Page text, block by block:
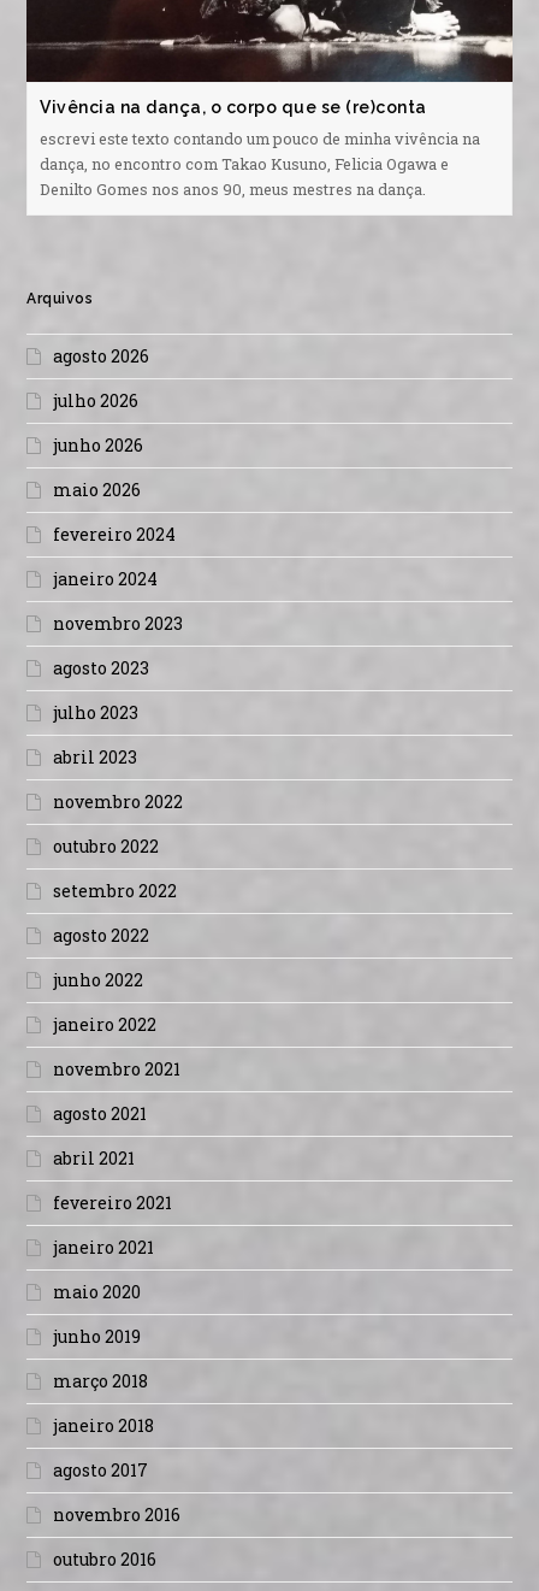
Vivência na dança, o corpo que se (re)conta
escrevi este texto contando um pouco de minha vivência na
dança, no encontro com Takao Kusuno, Felicia Ogawa e
Denilto Gomes nos anos 90, meus mestres na dança.
Arquivos
agosto 2026
julho 2026
junho 2026
maio 2026
fevereiro 2024
janeiro 2024
novembro 2023
agosto 2023
julho 2023
abril 2023
novembro 2022
outubro 2022
setembro 2022
agosto 2022
junho 2022
janeiro 2022
novembro 2021
agosto 2021
abril 2021
fevereiro 2021
janeiro 2021
maio 2020
junho 2019
março 2018
janeiro 2018
agosto 2017
novembro 2016
outubro 2016